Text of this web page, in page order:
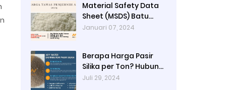
Material Safety Data
Sheet (MSDS) Batu
Tawas
Januari 07, 2024
Berapa Harga Pasir
Silika per Ton? Hubungi
Ady Water
Juli 29, 2024